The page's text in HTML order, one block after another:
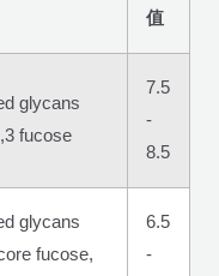
值
glycans
fucose
7.5
-
8.5
glycans
fucose,
6.5
-